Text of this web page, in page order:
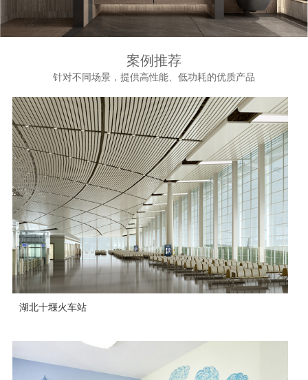
案例推荐
针对不同场景，提供高性能、低功耗的优质产品
湖北十堰火车站